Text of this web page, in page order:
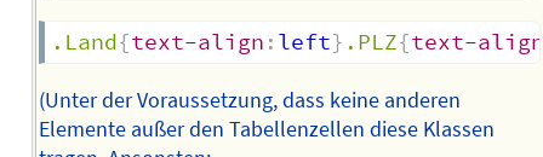
.Land{text-align : left} .PLZ{text-align
(Unter der Voraussetzung, dass keine anderen
Elemente außer den Tabellenzellen diese Klassen